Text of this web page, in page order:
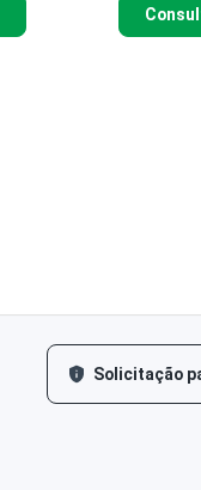
Solicitação